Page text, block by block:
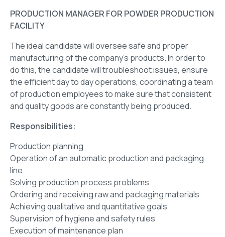
PRODUCTION MANAGER FOR POWDER PRODUCTION
FACILITY
The ideal candidate will oversee safe and proper
manufacturing of the company's products. In order to
do this, the candidate will troubleshoot issues, ensure
the efficient day to day operations, coordinating a team
of production employees to make sure that consistent
and quality goods are constantly being produced.
Responsibilities:
Production planning
Operation of an automatic production and packaging
line
Solving production process problems
Ordering and receiving raw and packaging materials
Achieving qualitative and quantitative goals
Supervision of hygiene and safety rules
Execution of maintenance plan